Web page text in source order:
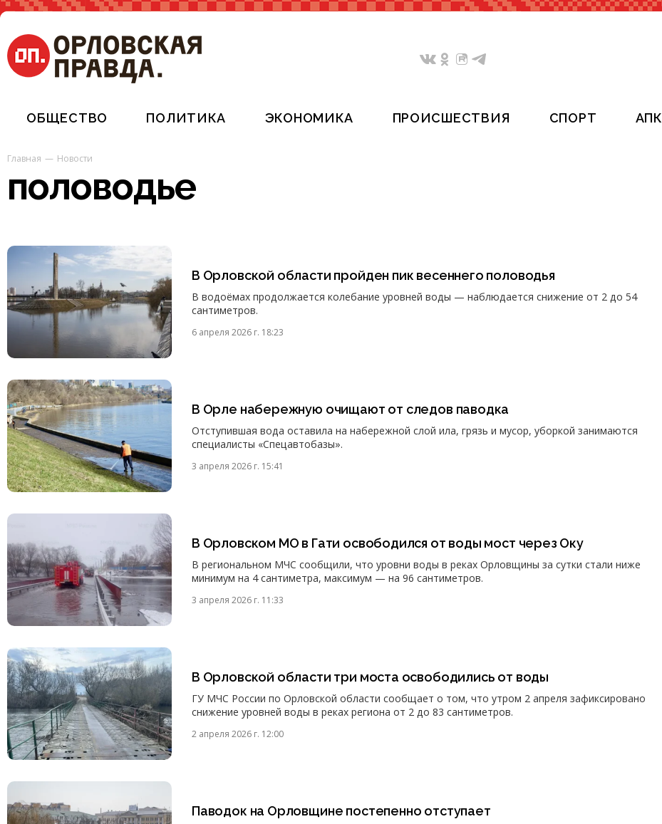
ОБЩЕСТВО ПОЛИТИКА ЭКОНОМИКА ПРОИСШЕСТВИЯ СПОРТ АПК
Главная Новости
половодье
В Орловской области пройден пик весеннего половодья
В водоёмах продолжается колебание уровней воды — наблюдается снижение от 2 до 54
сантиметров.
6 апреля 2026 г. 18:23
В Орле набережную очищают от следов паводка
Отступившая вода оставила на набережной слой ила, грязь и мусор, уборкой занимаются
специалисты «Спецавтобазы».
3 апреля 2026 г. 15:41
В Орловском МО в Гати освободился от воды мост через Оку
В региональном МЧС сообщили, что уровни воды в реках Орловщины за сутки стали ниже
минимум на 4 сантиметра, максимум — на 96 сантиметров.
3 апреля 2026 г. 11:33
В Орловской области три моста освободились от воды
ГУ МЧС России по Орловской области сообщает о том, что утром 2 апреля зафиксировано
снижение уровней воды в реках региона от 2 до 83 сантиметров.
2 апреля 2026 г. 12:00
Паводок на Орловщине постепенно отступает